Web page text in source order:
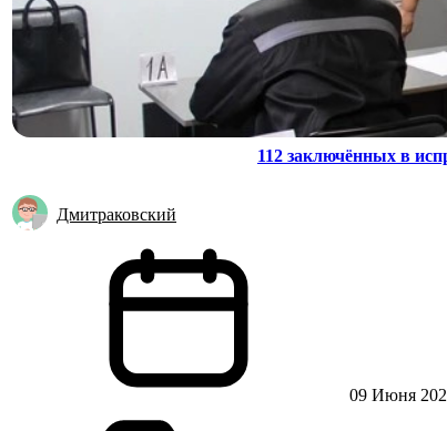
112 заключённых в
Дмитраковский
09 Июня